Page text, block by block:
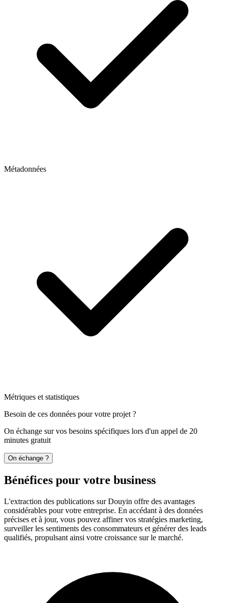
Métadonnées
Métriques et statistiques
Besoin de ces données pour votre projet ?
On échange sur vos besoins spécifiques lors d'un appel de 20
minutes gratuit
On échange ?
Bénéfices pour votre business
L'extraction des publications sur Douyin offre des avantages
considérables pour votre entreprise. En accédant à des données
précises et à jour, vous pouvez affiner vos stratégies marketing,
surveiller les sentiments des consommateurs et générer des leads
qualifiés, propulsant ainsi votre croissance sur le marché.